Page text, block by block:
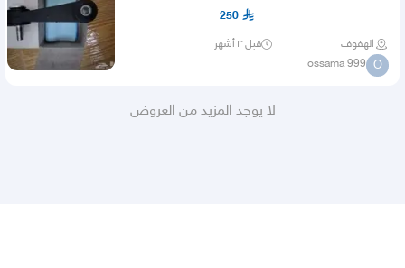
250
الهفوف قبل ٣ أشهر
O
ossama 999
لا يوجد المزيد من العروض